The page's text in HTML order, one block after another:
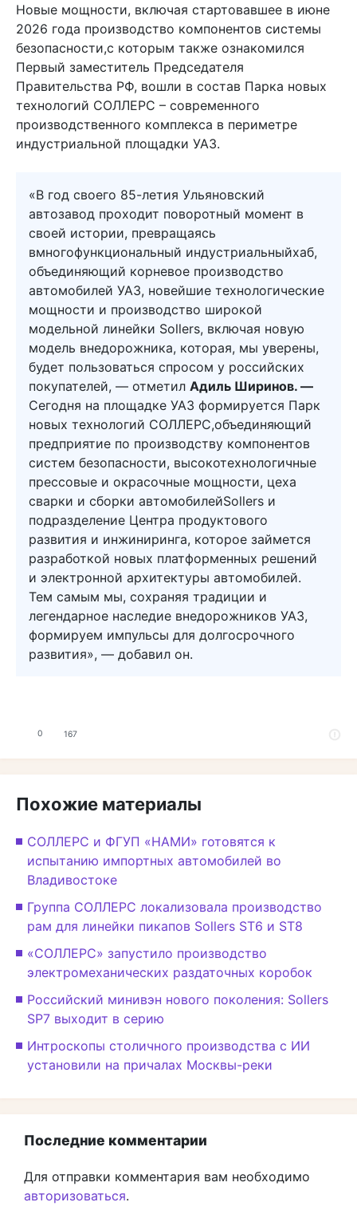
Новые мощности, включая стартовавшее в июне
2026 года производство компонентов системы
безопасности,с которым также ознакомился
Первый заместитель Председателя
Правительства РФ, вошли в состав Парка новых
технологий СОЛЛЕРС – современного
производственного комплекса в периметре
индустриальной площадки УАЗ.
«В год своего 85-летия Ульяновский
автозавод проходит поворотный момент в
своей истории, превращаясь
вмногофункциональный индустриальныйхаб,
объединяющий корневое производство
автомобилей УАЗ, новейшие технологические
мощности и производство широкой
модельной линейки Sollers, включая новую
модель внедорожника, которая, мы уверены,
будет пользоваться спросом у российских
покупателей, — отметил Адиль Ширинов. —
Сегодня на площадке УАЗ формируется Парк
новых технологий СОЛЛЕРС,объединяющий
предприятие по производству компонентов
систем безопасности, высокотехнологичные
прессовые и окрасочные мощности, цеха
сварки и сборки автомобилейSollers и
подразделение Центра продуктового
развития и инжиниринга, которое займется
разработкой новых платформенных решений
и электронной архитектуры автомобилей.
Тем самым мы, сохраняя традиции и
легендарное наследие внедорожников УАЗ,
формируем импульсы для долгосрочного
развития», — добавил он.
0 167
Похожие материалы
СОЛЛЕРС и ФГУП «НАМИ» готовятся к
испытанию импортных автомобилей во
Владивостоке
Группа СОЛЛЕРС локализовала производство
рам для линейки пикапов Sollers ST6 и ST8
«СОЛЛЕРС» запустило производство
электромеханических раздаточных коробок
Российский минивэн нового поколения: Sollers
SP7 выходит в серию
Интроскопы столичного производства с ИИ
установили на причалах Москвы-реки
Последние комментарии
Для отправки комментария вам необходимо
авторизоваться.